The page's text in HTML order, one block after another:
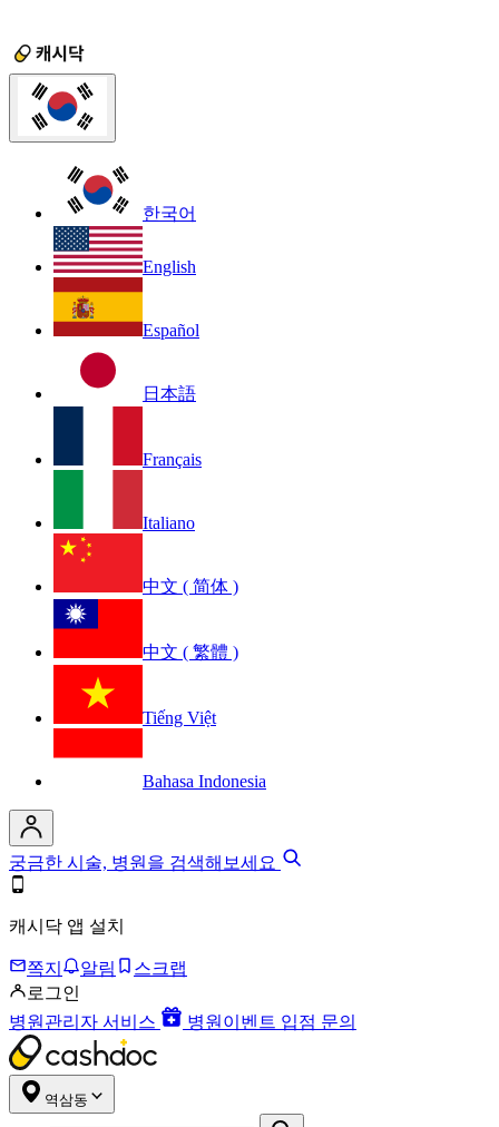
한국어
English
Español
日本語
Français
Italiano
中文 ( 简体 )
中文 ( 繁體 )
Tiếng Việt
Bahasa Indonesia
궁금한 시술, 병원을 검색해보세요
캐시닥 앱 설치
쪽지 알림
스크랩
로그인
병원관리자 서비스
병원이벤트 입점 문의
역삼동